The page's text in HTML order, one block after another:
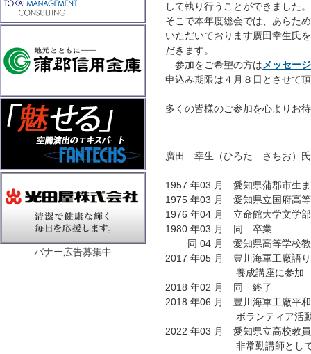
バナー広告募集中
して執り行うことができました。
そこで本年度総会では、あらた
いただいております廣田幸生氏
だきます。
参加をご希望の方は メッセー
申込み期限は４月８日とさせて
多くの皆様のご参加を心よりお
廣田 幸生（ひろた さちお）
1957 年03 月 愛知県蒲郡市生
1975 年03 月 愛知県立国府高
1976 年04 月 立命館大学文学
1980 年03 月 同 卒業
同 04 月 愛知県高等学校教
2017 年05 月 豊川海軍工廠語
養成講座に参加
2018 年02 月 同 終了
2018 年06 月 豊川海軍工廠平
ボランティア活動
2022 年03 月 愛知県立高校教
非常勤講師として引